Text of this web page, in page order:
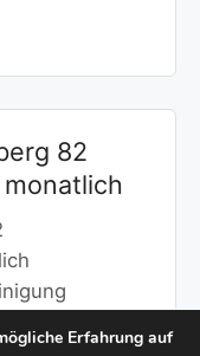
82
Erfahrung auf